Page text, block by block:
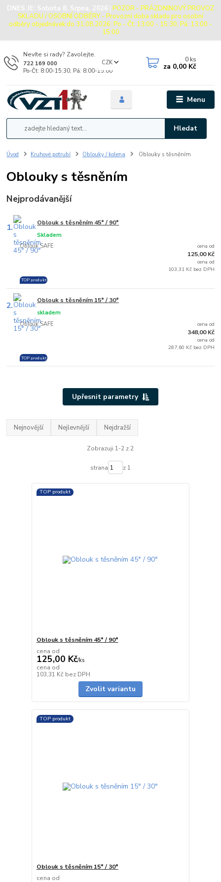
DNES JE: Sobota 8. Srpna, 2026 | POZOR - PRÁZDNINOVÝ PROVOZ
SKLADU / OSOBNÍ ODBĚRY - Provozní doba skladu pro osobní
odběry objednávek do 31.08.2026: Po - Čt: 13:00 - 15:30, Pá: 13:00 -
15:00
Menu
CZK
Hledat
Nevíte si rady? Zavolejte.
722 169 000
Po-Čt: 8:00-15:30, Pá: 8:00-15:00
0 ks
za 0,00 Kč
Úvod Kruhové potrubí Oblouky / kolena Oblouky s těsněním
Oblouky s těsněním
Nejprodávanější
1. Oblouk s těsněním 45° / 90°
Oblouk SAFE
Skladem
TOP produkt
cena od
125,00 Kč
cena od
103,31 Kč bez DPH
2. Oblouk s těsněním 15° / 30°
Oblouk SAFE
skladem
TOP produkt
cena od
348,00 Kč
cena od
287,60 Kč bez DPH
Upřesnit parametry
Nejnovější Nejlevnější Nejdražší
Zobrazuji 1-2 z 2
strana z 1
TOP produkt
Oblouk s těsněním 45° / 90°
cena od
125,00 Kč/ks
cena od
103,31 Kč bez DPH
Zvolit variantu
TOP produkt
Oblouk s těsněním 15° / 30°
cena od